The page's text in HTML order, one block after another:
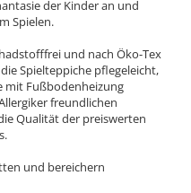
der Kinder an und
Spielen.
und nach Öko-Tex
Spielteppiche pflegeleicht,
mit Fußbodenheizung
freundlichen
Qualität der preiswerten
und bereichern